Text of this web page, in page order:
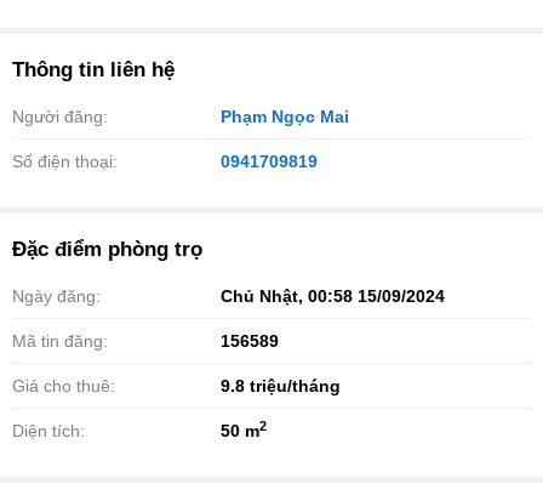
Thông tin liên hệ
Người đăng: Phạm Ngọc Mai
Số điện thoại: 0941709819
Đặc điểm phòng trọ
Ngày đăng: Chủ Nhật, 00:58 15/09/2024
Mã tin đăng: 156589
Giá cho thuê: 9.8 triệu/tháng
Diện tích: 50 m2